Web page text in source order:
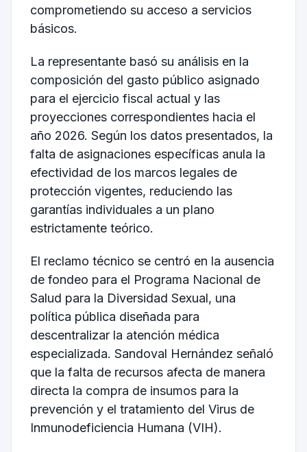
comprometiendo su acceso a servicios
básicos.
La representante basó su análisis en la
composición del gasto público asignado
para el ejercicio fiscal actual y las
proyecciones correspondientes hacia el
año 2026. Según los datos presentados, la
falta de asignaciones específicas anula la
efectividad de los marcos legales de
protección vigentes, reduciendo las
garantías individuales a un plano
estrictamente teórico.
El reclamo técnico se centró en la ausencia
de fondeo para el Programa Nacional de
Salud para la Diversidad Sexual, una
política pública diseñada para
descentralizar la atención médica
especializada. Sandoval Hernández señaló
que la falta de recursos afecta de manera
directa la compra de insumos para la
prevención y el tratamiento del Virus de
Inmunodeficiencia Humana (VIH).